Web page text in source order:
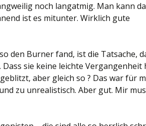
noch langatmig. Man kann
ist es mitunter. Wirklich gute
den Burner fand, ist die Tatsache,
sie keine leichte Vergangenheit
aber gleich so ? Das war für
zu unrealistisch. Aber gut. Mir